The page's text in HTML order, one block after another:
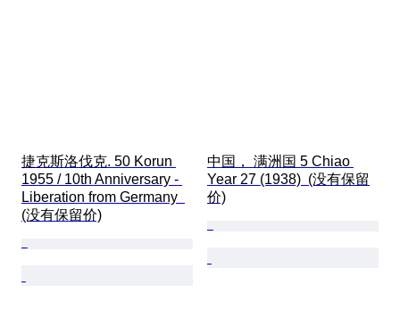
捷克斯洛伐克. 50 Korun
1955 / 10th Anniversary -
Liberation from Germany
(没有保留价)
中国， 满洲国 5 Chiao
Year 27 (1938)  (没有保留
价)